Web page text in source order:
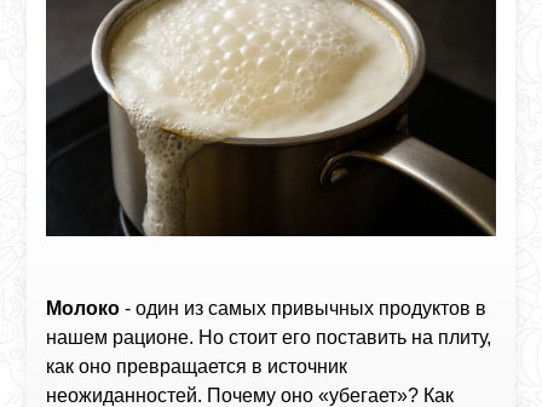
Молоко - один из самых привычных продуктов в
нашем рационе. Но стоит его поставить на плиту,
как оно превращается в источник
неожиданностей. Почему оно «убегает»? Как